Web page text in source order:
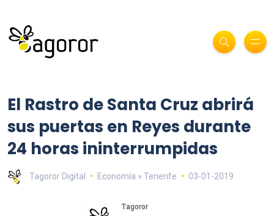
El Rastro de Santa Cruz abrirá
sus puertas en Reyes durante
24 horas ininterrumpidas
Tagoror Digital Economía » Tenerife 03-01-2019